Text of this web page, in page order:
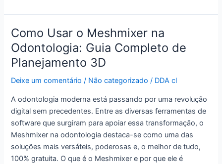
Como Usar o Meshmixer na
Odontologia: Guia Completo de
Planejamento 3D
Deixe um comentário / Não categorizado / DDA cl
A odontologia moderna está passando por uma revolução
digital sem precedentes. Entre as diversas ferramentas de
software que surgiram para apoiar essa transformação, o
Meshmixer na odontologia destaca-se como uma das
soluções mais versáteis, poderosas e, o melhor de tudo,
100% gratuita. O que é o Meshmixer e por que ele é
Como
Usar
o
Meshmixer
na
Guia
Completo
de
Planejamento
3D